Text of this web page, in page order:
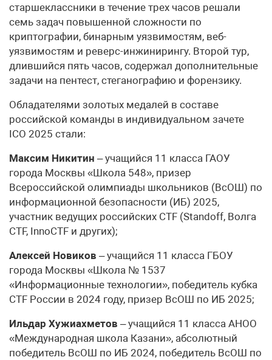
старшеклассники в течение трех часов решали
семь задач повышенной сложности по
криптографии, бинарным уязвимостям, веб-
уязвимостям и реверс-инжинирингу. Второй тур,
длившийся пять часов, содержал дополнительные
задачи на пентест, стеганографию и форензику.
Обладателями золотых медалей в составе
российской команды в индивидуальном зачете
ICO 2025 стали:
Максим Никитин – учащийся 11 класса ГАОУ
города Москвы «Школа 548», призер
Всероссийской олимпиады школьников (ВсОШ) по
информационной безопасности (ИБ) 2025,
участник ведущих российских CTF (Standoff, Волга
CTF, InnoCTF и других);
Алексей Новиков – учащийся 11 класса ГБОУ
города Москвы «Школа № 1537
«Информационные технологии», победитель кубка
CTF России в 2024 году, призер ВсОШ по ИБ 2025;
Ильдар Хужиахметов – учащийся 11 класса АНОО
«Международная школа Казани», абсолютный
победитель ВсОШ по ИБ 2024, победитель ВсОШ по